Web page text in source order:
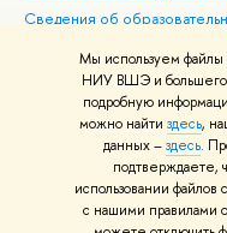
Мы используем файлы
НИУ ВШЭ и большего
подробную
можно найти здесь,
данных –здесь.
подтверждаете,
использовании
с нашими правилами
Сведения об
Людям с ограниченными
Единая платежная страница
Работа в Вышке
© НИУ ВШЭ 1993–2026
материалов Политика